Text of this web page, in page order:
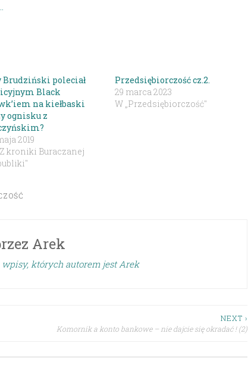
Brudziński poleciał
Black
na kiełbaski
ognisku z
2019
kroniki Buraczanej
Przedsiębiorczość cz.2.
29 marca 2023
W „Przedsiębiorczość"
Arek
których autorem jest Arek
NEXT ›
Komornik a konto bankowe – nie dajcie się okradać ! (2)